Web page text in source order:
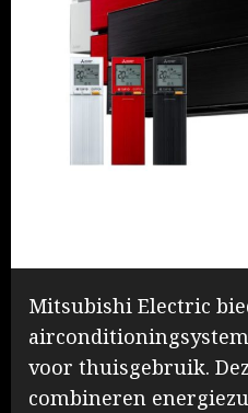
Mitsubishi Electric
voor thuisgebruik.
combineren